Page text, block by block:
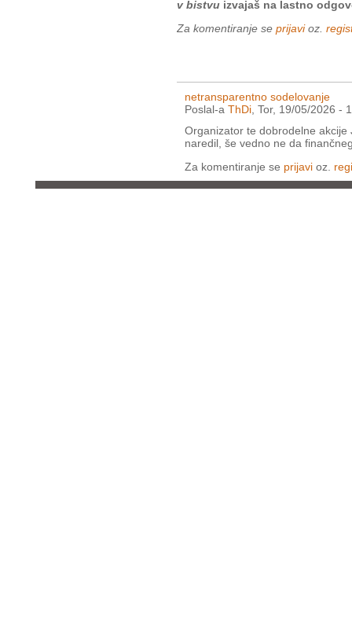
v bistvu izvajaš na lastno
Za komentiranje se prijavioz.
netransparentno sodelovanje
Poslal-a ThDi , Tor, 19/05/2026 -
Organizator te dobrodelne
naredil, še vedno ne da
Za komentiranje se prijavi oz.